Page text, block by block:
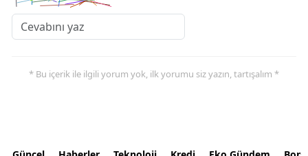
* Bu içerik ile ilgili yorum yok, ilk yorumu siz yazın, tartışalım *